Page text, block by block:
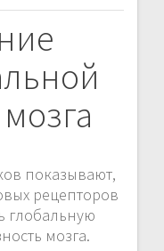
показывают,
рецепторов
глобальную
мозга.